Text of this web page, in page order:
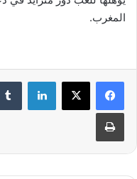
المغرب.
لينكدإن
طباعة